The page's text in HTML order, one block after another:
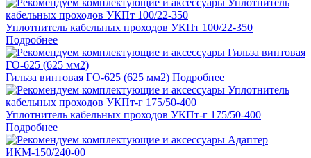
Уплотнитель кабельных проходов УКПт 100/22-350
Подробнее
Гильза винтовая ГО-625 (625 мм2) Подробнее
Уплотнитель кабельных проходов УКПт-г 175/50-400
Подробнее